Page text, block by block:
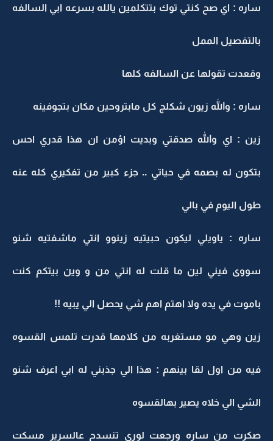
ساره : اي صح كنتي توك بتتكلمين يالله بسرعه ابي السالفه
بالتفصيل الممل
وقعدت تقولها عن السالفه كلها
ساره : والله زيون شكلج كل مابتروحين مكان بتجوفينه
زين : اي والله صدقتي وبديت اؤمن ان هذا قدري احس
بتكون له بصمه في حياتي .. جزء كبير من تفكيري كله عنه
طول اليوم في بالي
ساره : ياويلي ليكون حبيتيه زينوو انتي ماشفتيه شنو
سووى فيني لين ما قلت له انتي من و وين بيتكم كنت
باموت في يده ولا اهتم اهم شي يحصل الي يبيه !!
زين وهي مو مستغربه من كلامها قدرت تلمس القسوه
فيه من اول لقا بينهم : هذا الي جذبني له ابي اعرف شنو
الشي الي خلاه يصير بهالقسوه
صكرت من ساره ورجعت لورى تنسدح عالسرير مسكت